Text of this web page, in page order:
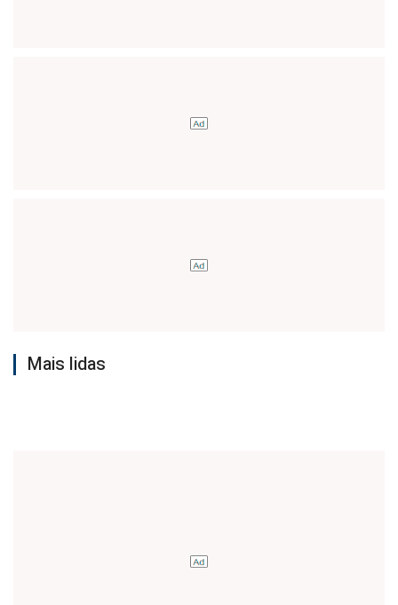
Mais lidas